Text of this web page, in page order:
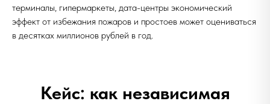
терминалы, гипермаркеты, дата-центры экономический
эффект от избежания пожаров и простоев может оцениваться
в десятках миллионов рублей в год.
Кейс: как независимая